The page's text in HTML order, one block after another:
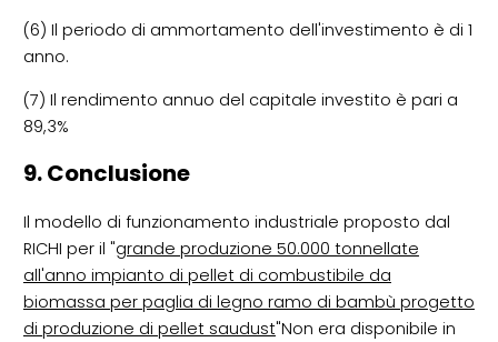
(6) Il periodo di ammortamento dell'investimento è di 1
anno.
(7) Il rendimento annuo del capitale investito è pari a
89,3%
9. Conclusione
Il modello di funzionamento industriale proposto dal
RICHI per il "grande produzione 50.000 tonnellate
all'anno impianto di pellet di combustibile da
biomassa per paglia di legno ramo di bambù progetto
di produzione di pellet saudust"Non era disponibile in